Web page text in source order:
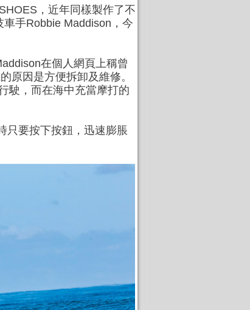
，近年同樣製作了不
手Robbie Maddison，今
在個人網頁上稱曾
原因是方便拆卸及維修。
駛，而在海中充當摩打的
只要按下按鈕，迅速膨脹